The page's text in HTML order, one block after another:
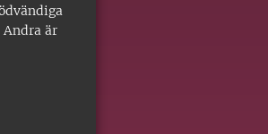
är